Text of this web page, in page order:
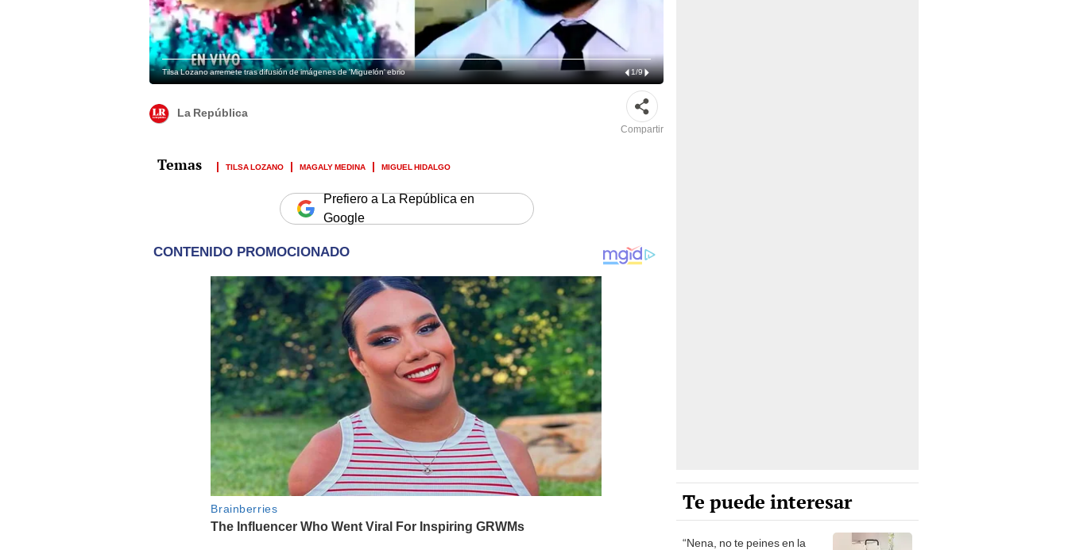
Tilsa Lozano arremete tras difusión de imágenes de 'Miguelón' ebrio 1/9
La República
Compartir
TILSA LOZANO MAGALY MEDINA MIGUEL HIDALGO
Prefiero a La República en
Google
Te puede interesar
“Nena, no te peines en la